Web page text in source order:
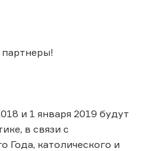
и 1 января 2019 будут
в связи с
Года, католического и